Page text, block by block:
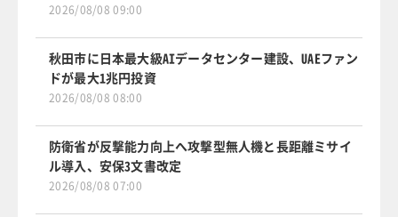
2026/08/08 09:00
秋田市に日本最大級AIデータセンター建設、UAEファン
ドが最大1兆円投資
2026/08/08 08:00
防衛省が反撃能力向上へ攻撃型無人機と長距離ミサイ
ル導入、安保3文書改定
2026/08/08 07:00